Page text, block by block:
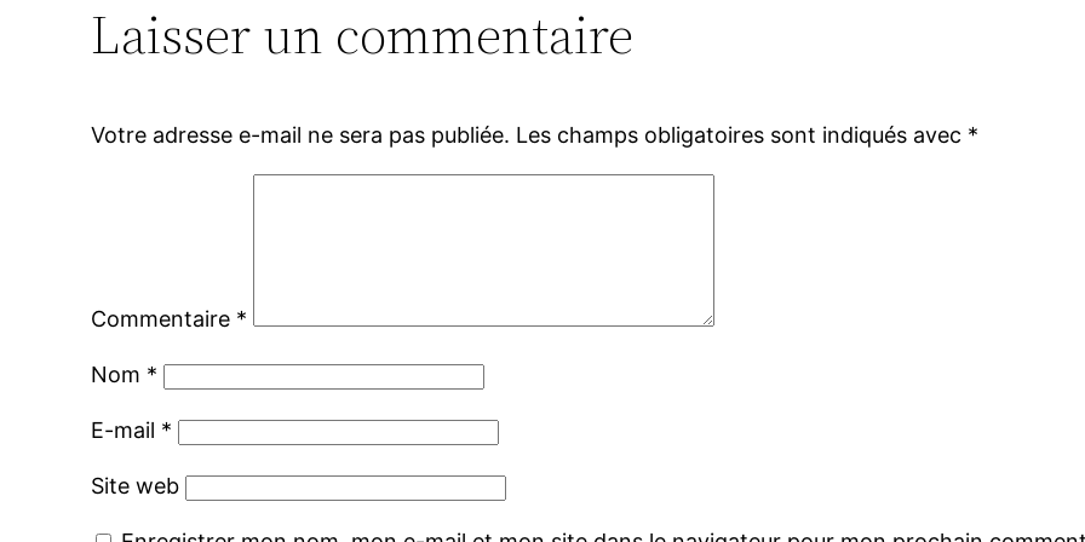
Laisser un commentaire
Votre adresse e-mail ne sera pas publiée. Les champs obligatoires sont indiqués avec *
Commentaire *
Nom *
E-mail *
Site web